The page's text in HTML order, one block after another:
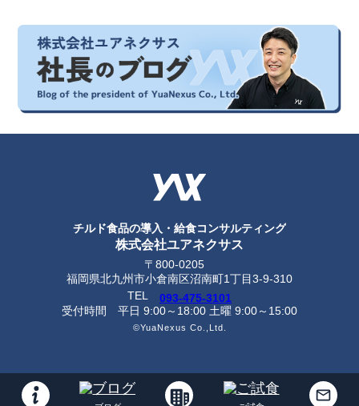
チルド食品の導入・給食コンサルティング
株式会社ユアネクサス
〒800-0205
福岡県北九州市小倉南区沼南町1丁目3-9-310
TEL
093-475-3101
受付時間
平日 9:00～18:00 土曜 9:00～15:00
©YuaNexus Co.,Ltd.